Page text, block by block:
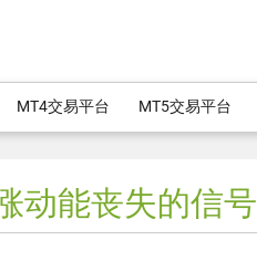
MT4交易平台 MT5交易平台
动能丧失的信号